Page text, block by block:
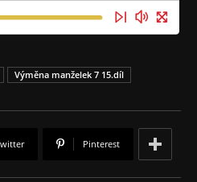
Výměna manželek 7 15.díl
Pinterest